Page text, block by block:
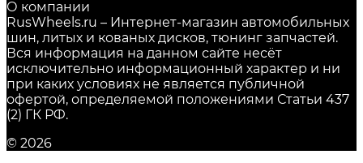
О компании
RusWheels.ru – Интернет-магазин автомобильных
шин, литых и кованых дисков, тюнинг запчастей.
Вся информация на данном сайте несёт
исключительно информационный характер и ни
при каких условиях не является публичной
офертой, определяемой положениями Статьи 437
(2) ГК РФ.
© 2026